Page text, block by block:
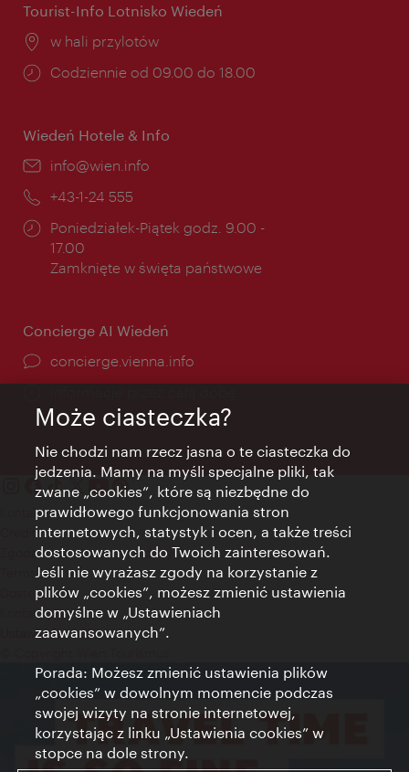
Tourist-Info Lotnisko Wiedeń
Miejsce:
w hali przylotów
Godziny
Codziennie od 09.00 do 18.00
Wiedeń Hotele & Info
E-
info@wien.info
Telefon:
+43-1-24 555
Godziny
otwarcia:
Poniedziałek-Piątek godz. 9.00 -
17.00
Zamknięte w święta państwowe
Concierge AI Wiedeń
concierge.vienna.info
Kontakt
Credits
Zgoda na przetwarzanie danych osobowych
Terms of Use
Dostępność
Kontakt prasowy
Ustawienia cookies
Może ciasteczka?
Nie chodzi nam rzecz jasna o te ciasteczka do
jedzenia. Mamy na myśli specjalne pliki, tak
zwane „cookies”, które są niezbędne do
prawidłowego funkcjonowania stron
internetowych, statystyk i ocen, a także treści
dostosowanych do Twoich zainteresowań.
Jeśli nie wyrażasz zgody na korzystanie z
plików „cookies”, możesz zmienić ustawienia
domyślne w „Ustawieniach
zaawansowanych”.
Porada: Możesz zmienić ustawienia plików
„cookies” w dowolnym momencie podczas
swojej wizyty na stronie internetowej,
korzystając z linku „Ustawienia cookies” w
stopce na dole strony.